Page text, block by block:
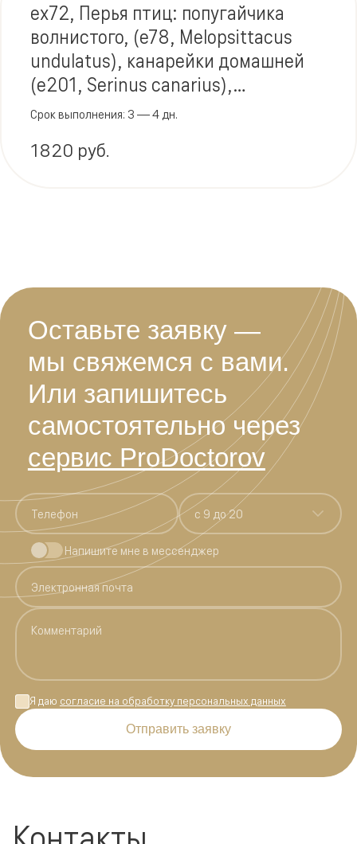
ex72, Перья птиц: попугайчика
волнистого, (e78, Melopsittacus
undulatus), канарейки домашней
(e201, Serinus canarius),
попугайчика длиннохвостого
вьюрков (e214, Lonchura
1820 руб.
Срок выполнения: 3 — 4 дн.
Оставьте заявку —
мы свяжемся с вами.
Или запишитесь
самостоятельно через
сервис ProDoctorov
c 9 до 20
Напишите мне в мессенджер
Я даю согласие на обработку персональных данных
Отправить заявку
Контакты